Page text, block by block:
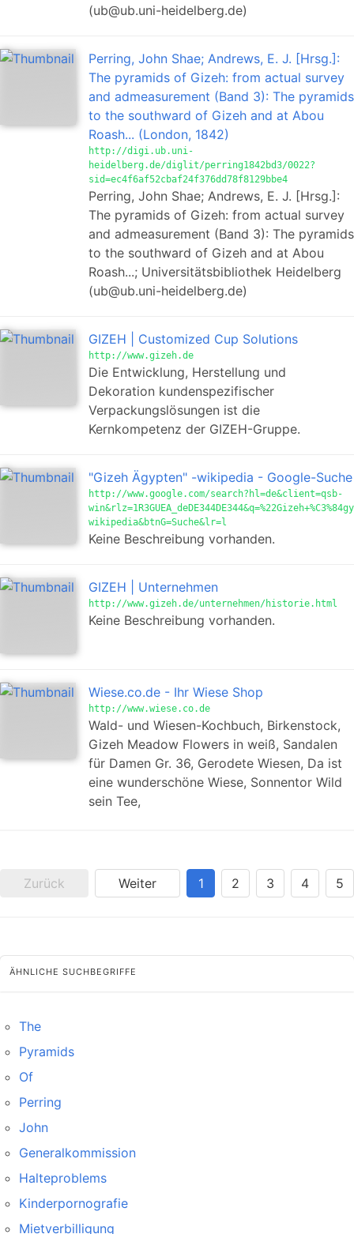
(ub@ub.uni-heidelberg.de)
Perring, John Shae; Andrews, E. J. [Hrsg.]:
The pyramids of Gizeh: from actual survey
and admeasurement (Band 3): The pyramids
to the southward of Gizeh and at Abou
Roash... (London, 1842)
http://digi.ub.uni-
heidelberg.de/diglit/perring1842bd3/0022?
sid=ec4f6af52cbaf24f376dd78f8129bbe4
Perring, John Shae; Andrews, E. J. [Hrsg.]:
The pyramids of Gizeh: from actual survey
and admeasurement (Band 3): The pyramids
to the southward of Gizeh and at Abou
Roash...; Universitätsbibliothek Heidelberg
(ub@ub.uni-heidelberg.de)
GIZEH | Customized Cup Solutions
http://www.gizeh.de
Die Entwicklung, Herstellung und
Dekoration kundenspezifischer
Verpackungslösungen ist die
Kernkompetenz der GIZEH-Gruppe.
"Gizeh Ägypten" -wikipedia - Google-Suche
http://www.google.com/search?hl=de&client=qsb-
wikipedia&btnG=Suche&lr=l
Keine Beschreibung vorhanden.
GIZEH | Unternehmen
http://www.gizeh.de/unternehmen/historie.html
Keine Beschreibung vorhanden.
Wiese.co.de - Ihr Wiese Shop
http://www.wiese.co.de
Wald- und Wiesen-Kochbuch, Birkenstock,
Gizeh Meadow Flowers in weiß, Sandalen
für Damen Gr. 36, Gerodete Wiesen, Da ist
eine wunderschöne Wiese, Sonnentor Wild
sein Tee,
Zurück Weiter 1 2 3 4 5
ÄHNLICHE SUCHBEGRIFFE
The
Pyramids
Of
Perring
John
Generalkommission
Halteproblems
Kinderpornografie
Mietverbilligung